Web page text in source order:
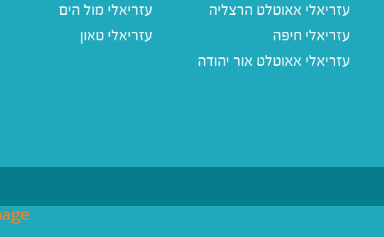
עזריאלי אאוטלט הרצליה
עזריאלי חיפה
עזריאלי אאוטלט אור יהודה
עזריאלי מול הים
עזריאלי טאון